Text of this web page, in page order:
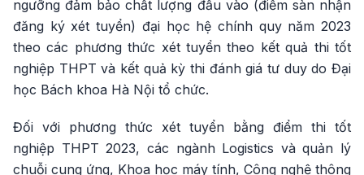
ngưỡng đảm bảo chất lượng đầu vào (điểm sàn nhận
đăng ký xét tuyển) đại học hệ chính quy năm 2023
theo các phương thức xét tuyển theo kết quả thi tốt
nghiệp THPT và kết quả kỳ thi đánh giá tư duy do Đại
học Bách khoa Hà Nội tổ chức.
Đối với phương thức xét tuyển bằng điểm thi tốt
nghiệp THPT 2023, các ngành Logistics và quản lý
chuỗi cung ứng, Khoa học máy tính, Công nghệ thông